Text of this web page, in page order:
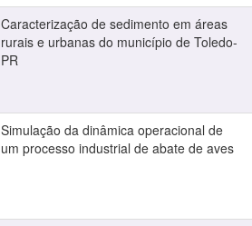
Caracterização de sedimento em áreas
rurais e urbanas do município de Toledo-
PR
Simulação da dinâmica operacional de
um processo industrial de abate de aves